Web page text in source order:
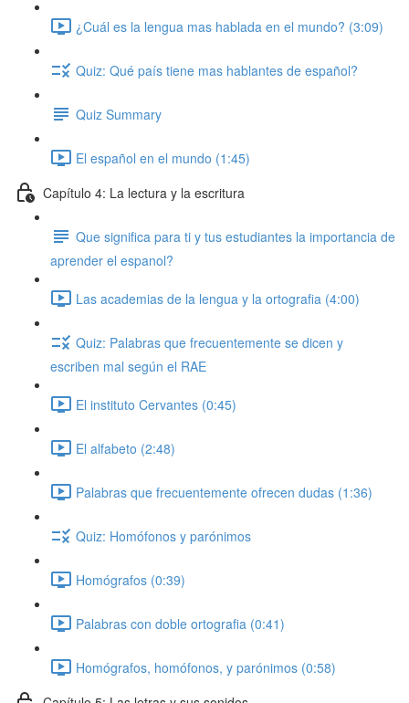
¿Cuál es la lengua mas hablada en el mundo? (3:09)
Quiz: Qué país tiene mas hablantes de español?
Quiz Summary
El español en el mundo (1:45)
Capítulo 4: La lectura y la escritura
Que significa para ti y tus estudiantes la importancia de
aprender el espanol?
Las academias de la lengua y la ortografia (4:00)
Quiz: Palabras que frecuentemente se dicen y
escriben mal según el RAE
El instituto Cervantes (0:45)
El alfabeto (2:48)
Palabras que frecuentemente ofrecen dudas (1:36)
Quiz: Homófonos y parónimos
Homógrafos (0:39)
Palabras con doble ortografia (0:41)
Homógrafos, homófonos, y parónimos (0:58)